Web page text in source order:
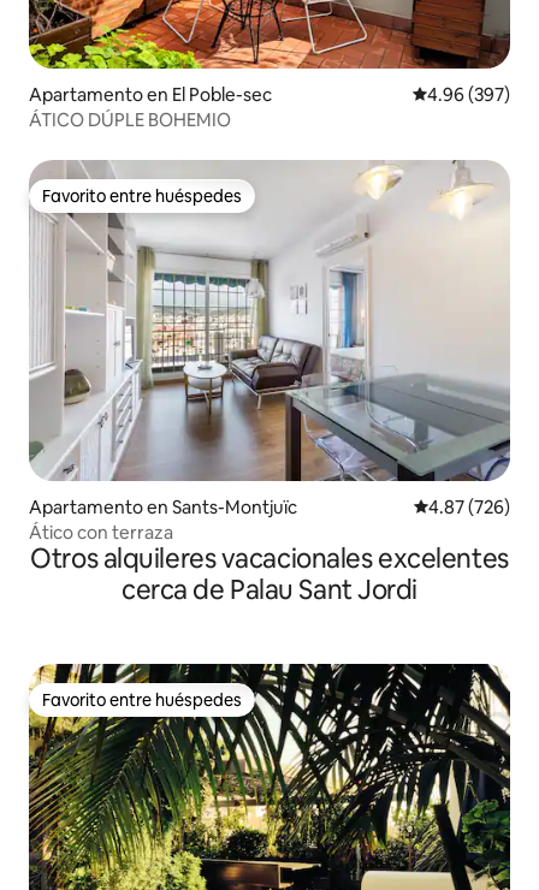
Apartamento en El Poble-sec Calificación
4.96 (397)
ÁTICO DÚPLE BOHEMIO
Favorito entre huéspedes
Favorito entre huéspedes
Apartamento en Sants-Montjuïc Calificación
4.87 (726)
Ático con terraza
Otros alquileres vacacionales excelentes
cerca de Palau Sant Jordi
Favorito entre huéspedes
Favorito entre huéspedes